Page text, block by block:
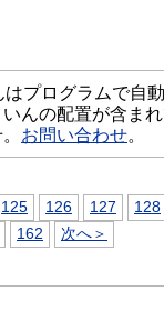
プログラムで自
んの配置が含ま
お問い合わせ。
125 126 127
128
162 次へ＞